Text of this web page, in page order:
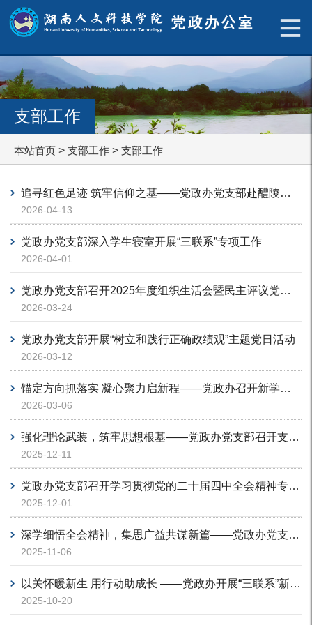
支部工作
本站首页 > 支部工作 > 支部工作
追寻红色足迹 筑牢信仰之基——党政办党支部赴醴陵开展主题党日活动
2026-04-13
党政办党支部深入学生寝室开展“三联系”专项工作
2026-04-01
党政办党支部召开2025年度组织生活会暨民主评议党员大会
2026-03-24
党政办党支部开展“树立和践行正确政绩观”主题党日活动
2026-03-12
锚定方向抓落实 凝心聚力启新程——党政办召开新学期工作部署会议
2026-03-06
强化理论武装，筑牢思想根基——党政办党支部召开支部党员大会
2025-12-11
党政办党支部召开学习贯彻党的二十届四中全会精神专题会议暨支部换届选举大会
2025-12-01
深学细悟全会精神，集思广益共谋新篇——党政办党支部召开专题学习会
2025-11-06
以关怀暖新生 用行动助成长 ——党政办开展“三联系”新生寝室走访工作
2025-10-20